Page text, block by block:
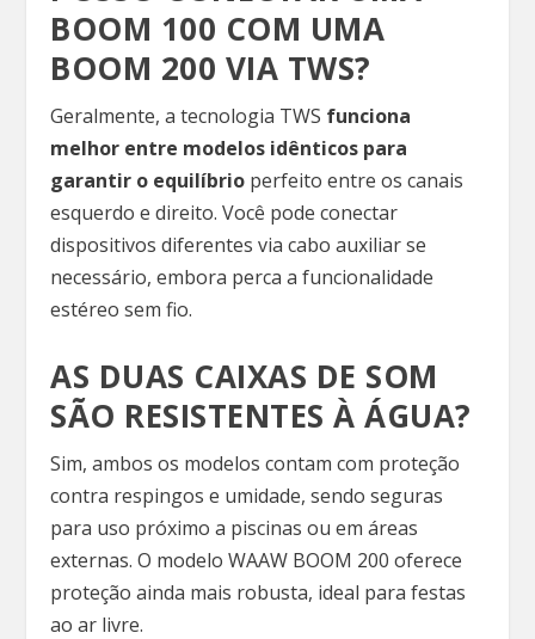
BOOM 100 COM UMA
BOOM 200 VIA TWS?
Geralmente, a tecnologia TWS funciona
melhor entre modelos idênticos para
garantir o equilíbrio perfeito entre os canais
esquerdo e direito. Você pode conectar
dispositivos diferentes via cabo auxiliar se
necessário, embora perca a funcionalidade
estéreo sem fio.
AS DUAS CAIXAS DE SOM
SÃO RESISTENTES À ÁGUA?
Sim, ambos os modelos contam com proteção
contra respingos e umidade, sendo seguras
para uso próximo a piscinas ou em áreas
externas. O modelo WAAW BOOM 200 oferece
proteção ainda mais robusta, ideal para festas
ao ar livre.